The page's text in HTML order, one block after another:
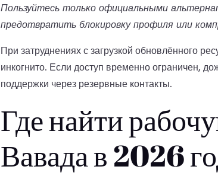
Пользуйтесь только официальными
предотвратить блокировку профиля или
При затруднениях с загрузкой обновлённого
инкогнито. Если доступ временно ограничен,
поддержки через резервные контакты.
Где найти
Вавада в 2026